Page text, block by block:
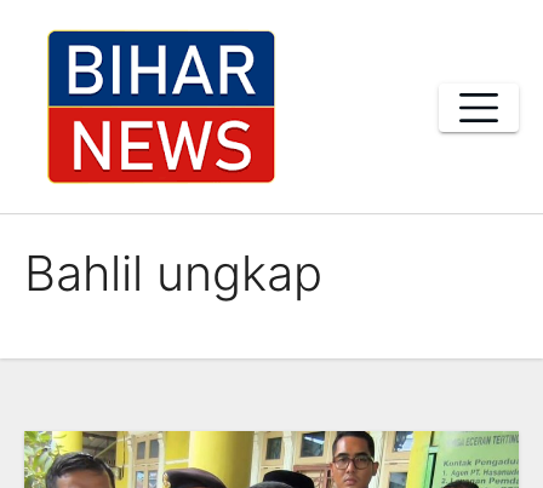
Bahlil ungkap